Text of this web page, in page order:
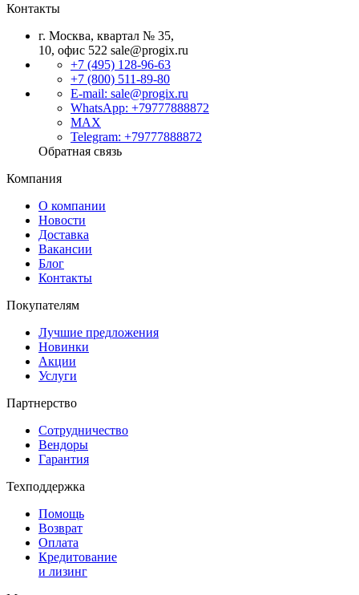
Контакты
г. Москва, квартал № 35,
10, офис 522 sale@progix.ru
+7 (495) 128-96-63
+7 (800) 511-89-80
E-mail: sale@progix.ru
WhatsApp: +79777888872
MAX
Telegram: +79777888872
Обратная связь
Компания
О компании
Новости
Доставка
Вакансии
Блог
Контакты
Покупателям
Лучшие предложения
Новинки
Акции
Услуги
Партнерство
Сотрудничество
Вендоры
Гарантия
Техподдержка
Помощь
Возврат
Оплата
Кредитование
и лизинг